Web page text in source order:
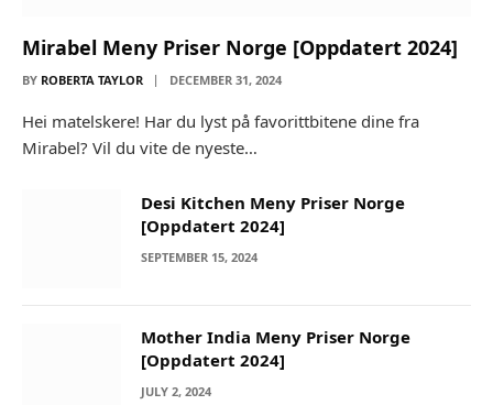
Mirabel Meny Priser Norge [Oppdatert 2024]
BY ROBERTA TAYLOR DECEMBER 31, 2024
Hei matelskere! Har du lyst på favorittbitene dine fra
Mirabel? Vil du vite de nyeste…
Desi Kitchen Meny Priser Norge
[Oppdatert 2024]
SEPTEMBER 15, 2024
Mother India Meny Priser Norge
[Oppdatert 2024]
JULY 2, 2024